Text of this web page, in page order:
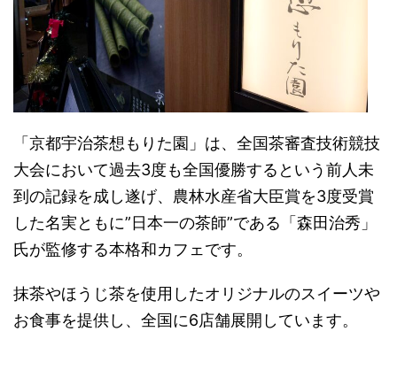
「京都宇治茶想もりた園」は、全国茶審査技術競技
大会において過去3度も全国優勝するという前人未
到の記録を成し遂げ、農林水産省大臣賞を3度受賞
した名実ともに”日本一の茶師”である「森田治秀」
氏が監修する本格和カフェです。
抹茶やほうじ茶を使用したオリジナルのスイーツや
お食事を提供し、全国に6店舗展開しています。